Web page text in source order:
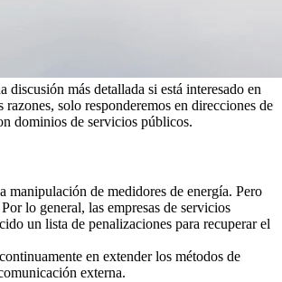
discusión más detallada si está interesado en
razones, solo responderemos en direcciones de
dominios de servicios públicos.
manipulación de medidores de energía. Pero
lo general, las empresas de servicios
un lista de penalizaciones para recuperar el
en extender los métodos de
externa.